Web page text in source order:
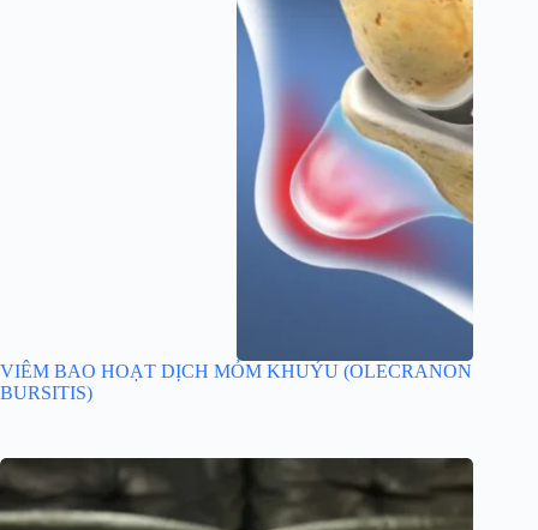
VIÊM BAO HOẠT DỊCH MỎM KHUỶU (OLECRANON
BURSITIS)